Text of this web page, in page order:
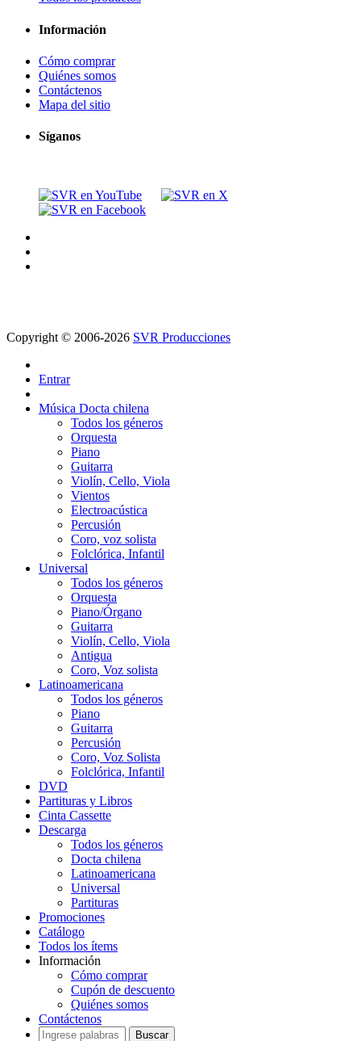
Información
Cómo comprar
Quiénes somos
Contáctenos
Mapa del sitio
Síganos
Copyright © 2006-2026 SVR Producciones
Entrar
Música Docta chilena
Todos los géneros
Orquesta
Piano
Guitarra
Violín, Cello, Viola
Vientos
Electroacústica
Percusión
Coro, voz solista
Folclórica, Infantil
Universal
Todos los géneros
Orquesta
Piano/Órgano
Guitarra
Violín, Cello, Viola
Antigua
Coro, Voz solista
Latinoamericana
Todos los géneros
Piano
Guitarra
Percusión
Coro, Voz Solista
Folclórica, Infantil
DVD
Partituras y Libros
Cinta Cassette
Descarga
Todos los géneros
Docta chilena
Latinoamericana
Universal
Partituras
Promociones
Catálogo
Todos los ítems
Información
Cómo comprar
Cupón de descuento
Quiénes somos
Contáctenos